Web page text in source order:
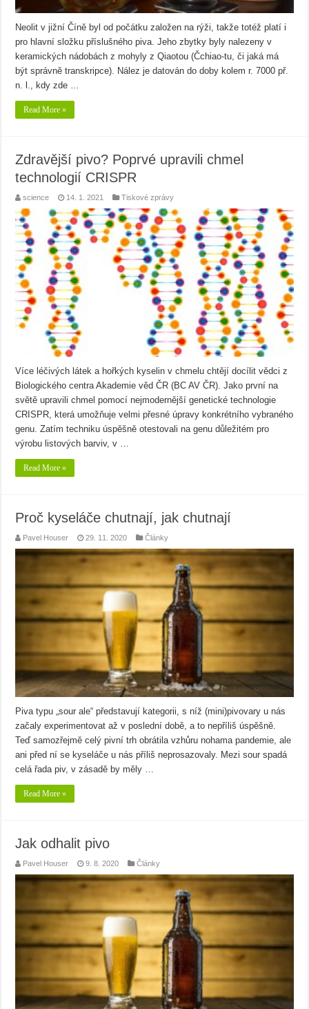
Neolit v jižní Číně byl od počátku založen na rýži, takže totéž platí i
pro hlavní složku příslušného piva. Jeho zbytky byly nalezeny v
keramických nádobách z mohyly z Qiaotou (Čchiao-tu, či jaká má
být správně transkripce). Nález je datován do doby kolem r. 7000 př.
n. l., kdy zde …
Read More »
Zdravější pivo? Poprvé upravili chmel
technologií CRISPR
science 14. 1. 2021 Tiskové zprávy
Více léčivých látek a hořkých kyselin v chmelu chtějí docílit vědci z
Biologického centra Akademie věd ČR (BC AV ČR). Jako první na
světě upravili chmel pomocí nejmodernější genetické technologie
CRISPR, která umožňuje velmi přesné úpravy konkrétního vybraného
genu. Zatím techniku úspěšně otestovali na genu důležitém pro
výrobu listových barviv, v …
Read More »
Proč kyseláče chutnají, jak chutnají
Pavel Houser 29. 11. 2020 Články
Piva typu „sour ale“ představují kategorii, s níž (mini)pivovary u nás
začaly experimentovat až v poslední době, a to nepříliš úspěšně.
Teď samozřejmě celý pivní trh obrátila vzhůru nohama pandemie, ale
ani před ní se kyseláče u nás příliš neprosazovaly. Mezi sour spadá
celá řada piv, v zásadě by měly …
Read More »
Jak odhalit pivo
Pavel Houser 9. 8. 2020 Články